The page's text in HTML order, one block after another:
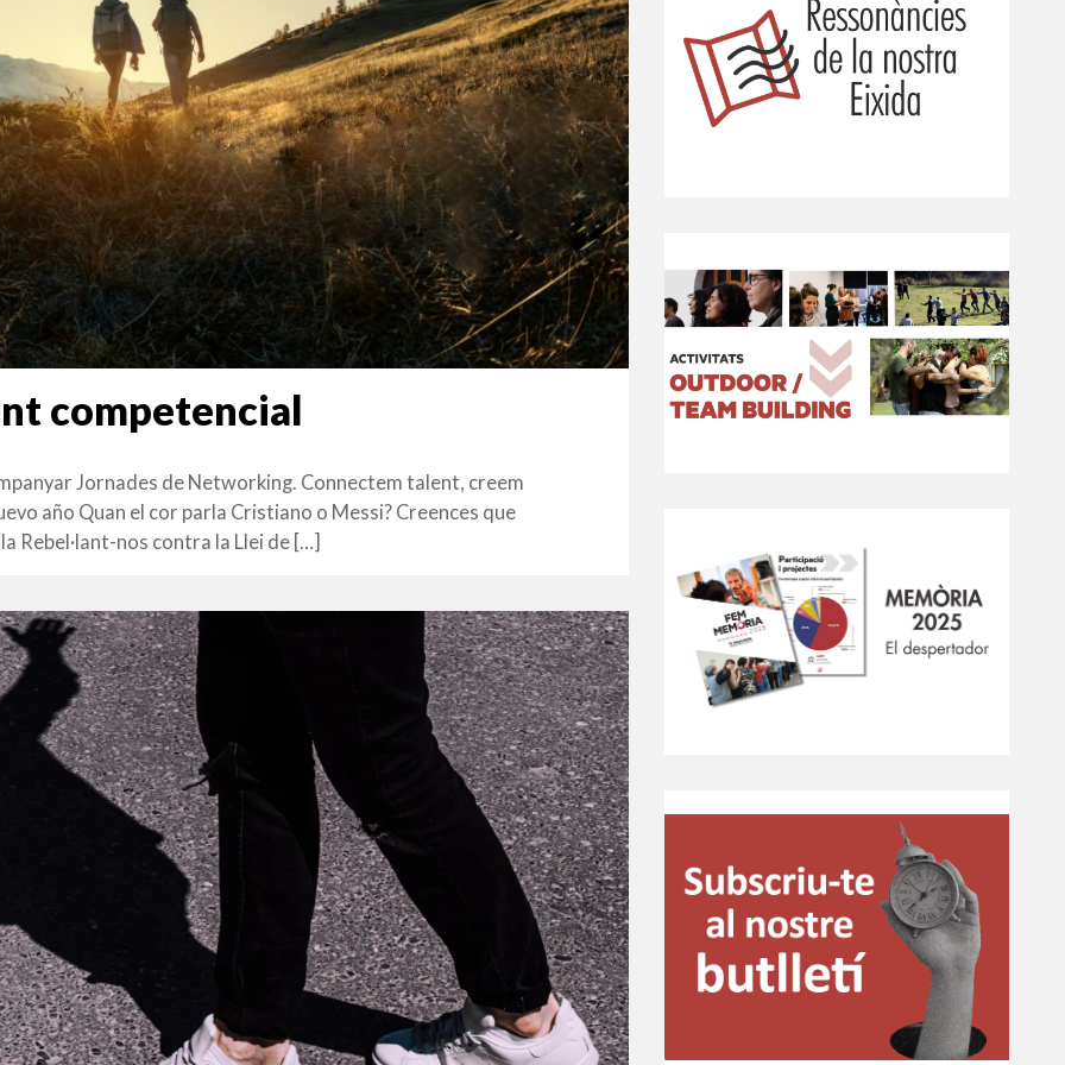
competencial
Jornades de Networking. Connectem talent, creem
año Quan el cor parla Cristiano o Messi? Creences que
Rebel·lant-nos contra la Llei de […]